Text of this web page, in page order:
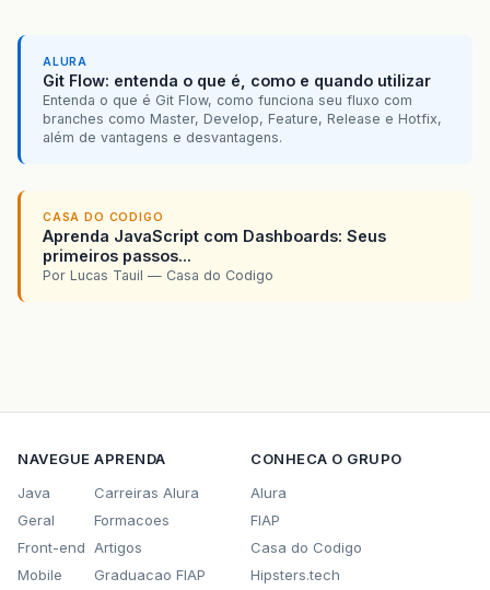
ALURA
Git Flow: entenda o que é, como e quando utilizar
Entenda o que é Git Flow, como funciona seu fluxo com
branches como Master, Develop, Feature, Release e Hotfix,
além de vantagens e desvantagens.
CASA DO CODIGO
Aprenda JavaScript com Dashboards: Seus
primeiros passos...
Por Lucas Tauil — Casa do Codigo
NAVEGUE
Java
Geral
Front-end
Mobile
APRENDA
Carreiras Alura
Formacoes
Artigos
Graduacao FIAP
CONHECA O GRUPO
Alura
FIAP
Casa do Codigo
Hipsters.tech